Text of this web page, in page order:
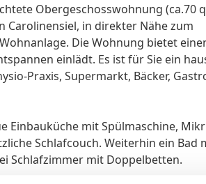
Obergeschosswohnung (ca.70
Carolinensiel, in direkter Nähe zum
Die Wohnung bietet
einlädt. Es ist für Sie ein
Praxis, Supermarkt, Bäcker,
Einbauküche mit Spülmaschine,
Schlafcouch. Weiterhin ein Bad
Schlafzimmer mit Doppelbetten.